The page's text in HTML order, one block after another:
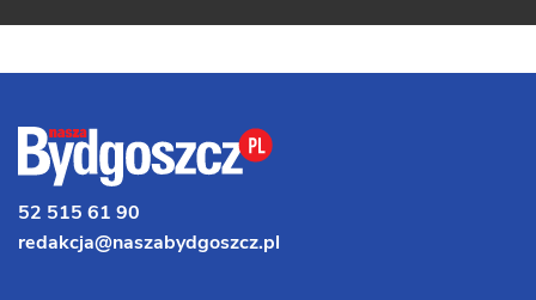
52 515 61 90
redakcja@naszabydgoszcz.pl